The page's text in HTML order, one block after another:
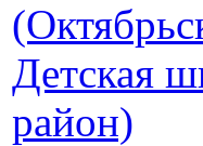
Детская
район)